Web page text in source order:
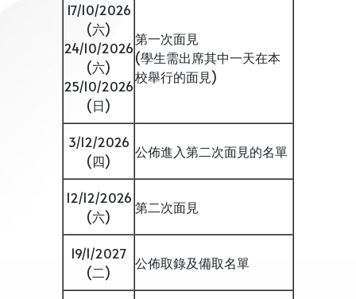
17/10/2026
(六)
24/10/2026
(六)
25/10/2026
(日)
第一次面見
(學生需出席其中一天在本
校舉行的面見)
3/12/2026
(四)
公佈進入第二次面見的名單
12/12/2026
(六)
第二次面見
19/1/2027
(二)
公佈取錄及備取名單